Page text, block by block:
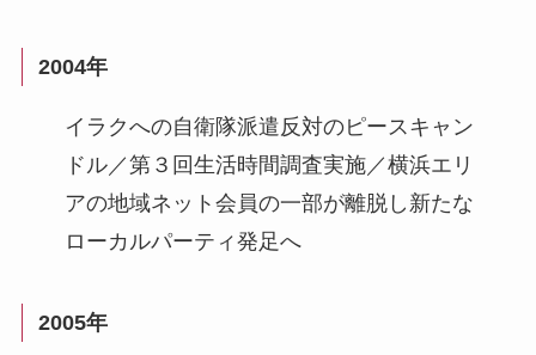
2004年
イラクへの自衛隊派遣反対のピースキャン
ドル／第３回生活時間調査実施／横浜エリ
アの地域ネット会員の一部が離脱し新たな
ローカルパーティ発足へ
2005年